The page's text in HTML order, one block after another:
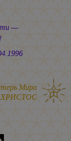
—
Мира
ХРИСТОС